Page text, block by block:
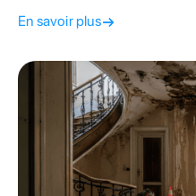
protéger votre budget.
En savoir plus